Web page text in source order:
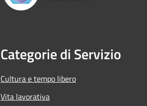
Categorie di Servizio
Cultura e tempo libero
Vita lavorativa